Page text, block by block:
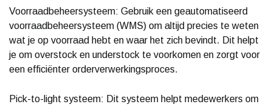
Voorraadbeheersysteem: Gebruik een geautomatiseerd
voorraadbeheersysteem (WMS) om altijd precies te weten
wat je op voorraad hebt en waar het zich bevindt. Dit helpt
je om overstock en understock te voorkomen en zorgt voor
een efficiënter orderverwerkingsproces.
Pick-to-light systeem: Dit systeem helpt medewerkers om